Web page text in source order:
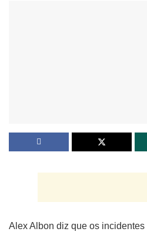
Alex Albon diz que os